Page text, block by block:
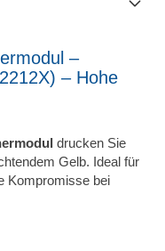
–
– Hohe
drucken Sie
Gelb. Ideal für
Kompromisse bei